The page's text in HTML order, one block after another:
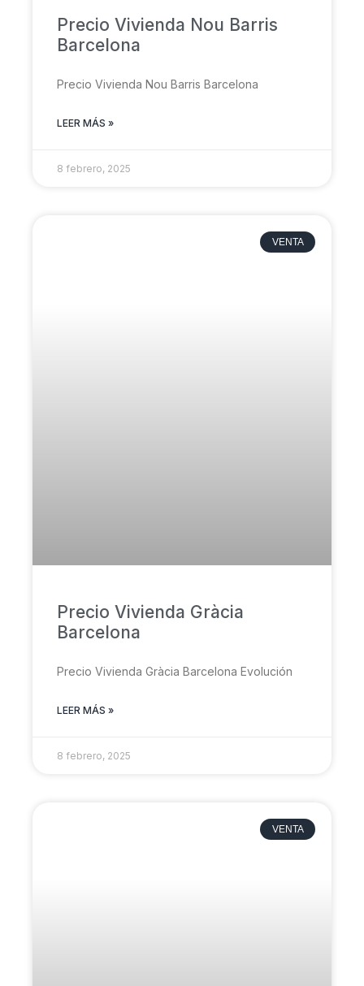
Precio Vivienda Nou Barris
Barcelona
Precio Vivienda Nou Barris Barcelona
LEER MÁS »
8 febrero, 2025
VENTA
Precio Vivienda Gràcia
Barcelona
Precio Vivienda Gràcia Barcelona Evolución
LEER MÁS »
8 febrero, 2025
VENTA